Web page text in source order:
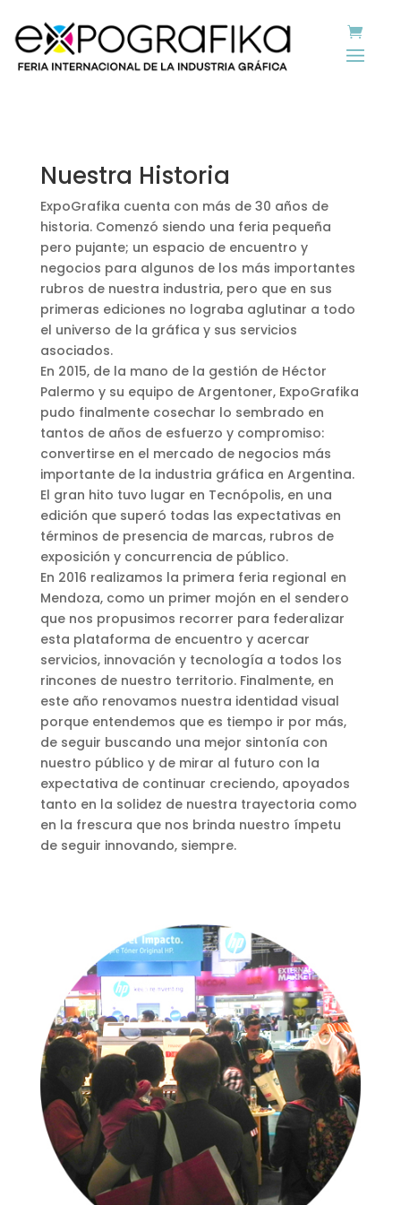
Nuestra Historia
ExpoGrafika cuenta con más de 30 años de
historia. Comenzó siendo una feria pequeña
pero pujante; un espacio de encuentro y
negocios para algunos de los más importantes
rubros de nuestra industria, pero que en sus
primeras ediciones no lograba aglutinar a todo
el universo de la gráfica y sus servicios
asociados.
En 2015, de la mano de la gestión de Héctor
Palermo y su equipo de Argentoner, ExpoGrafika
pudo finalmente cosechar lo sembrado en
tantos de años de esfuerzo y compromiso:
convertirse en el mercado de negocios más
importante de la industria gráfica en Argentina.
El gran hito tuvo lugar en Tecnópolis, en una
edición que superó todas las expectativas en
términos de presencia de marcas, rubros de
exposición y concurrencia de público.
En 2016 realizamos la primera feria regional en
Mendoza, como un primer mojón en el sendero
que nos propusimos recorrer para federalizar
esta plataforma de encuentro y acercar
servicios, innovación y tecnología a todos los
rincones de nuestro territorio. Finalmente, en
este año renovamos nuestra identidad visual
porque entendemos que es tiempo ir por más,
de seguir buscando una mejor sintonía con
nuestro público y de mirar al futuro con la
expectativa de continuar creciendo, apoyados
tanto en la solidez de nuestra trayectoria como
en la frescura que nos brinda nuestro ímpetu
de seguir innovando, siempre.